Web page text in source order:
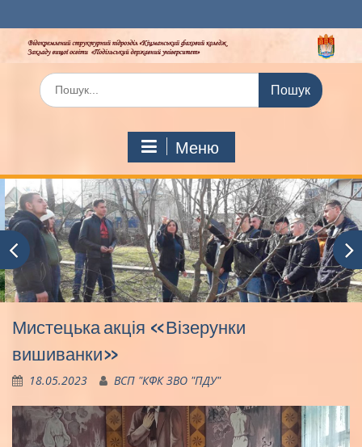
до
вмісту
Шукати:
Меню
Мистецька акція «Візерунки
вишиванки»
18.05.2023 ВСП "КФК ЗВО "ПДУ"